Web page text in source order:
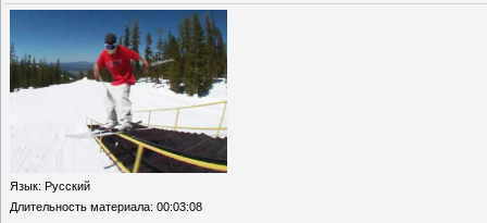
Язык: Русский
Длительность материала: 00:03:08